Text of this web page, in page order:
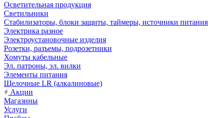
Осветительная продукция
Светильники
Стабилизаторы, блоки защиты, таймеры, источники питания
Электрика разное
Электроустановочные изделия
Розетки, разъемы, подрозетники
Хомуты кабельные
Эл. патроны, эл. вилки
Элементы питания
Щелочные LR (алкалиновые)
Акции
Магазины
Услуги